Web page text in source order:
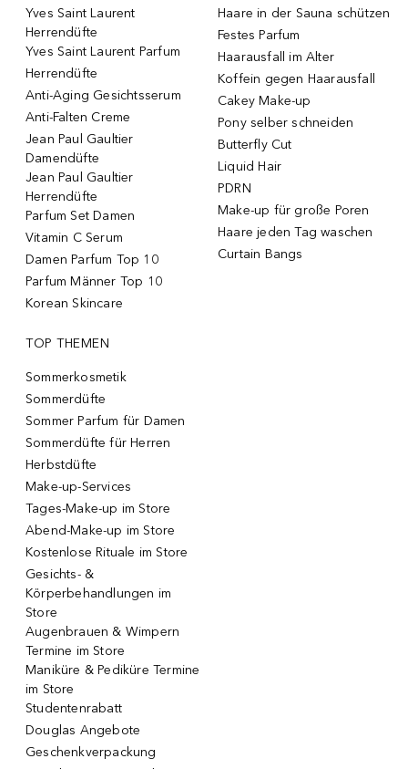
Yves Saint Laurent
Herrendüfte
Yves Saint Laurent Parfum
Herrendüfte
Anti-Aging Gesichtsserum
Anti-Falten Creme
Jean Paul Gaultier
Damendüfte
Jean Paul Gaultier
Herrendüfte
Parfum Set Damen
Vitamin C Serum
Damen Parfum Top 10
Parfum Männer Top 10
Korean Skincare
Haare in der Sauna schützen
Festes Parfum
Haarausfall im Alter
Koffein gegen Haarausfall
Cakey Make-up
Pony selber schneiden
Butterfly Cut
Liquid Hair
PDRN
Make-up für große Poren
Haare jeden Tag waschen
Curtain Bangs
TOP THEMEN
Sommerkosmetik
Sommerdüfte
Sommer Parfum für Damen
Sommerdüfte für Herren
Herbstdüfte
Make-up-Services
Tages-Make-up im Store
Abend-Make-up im Store
Kostenlose Rituale im Store
Gesichts- &
Körperbehandlungen im
Store
Augenbrauen & Wimpern
Termine im Store
Maniküre & Pediküre Termine
im Store
Studentenrabatt
Douglas Angebote
Geschenkverpackung